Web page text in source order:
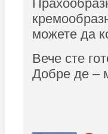
можете да
Вече сте
Добре де –